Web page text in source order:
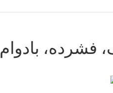
فشرده، بادوام